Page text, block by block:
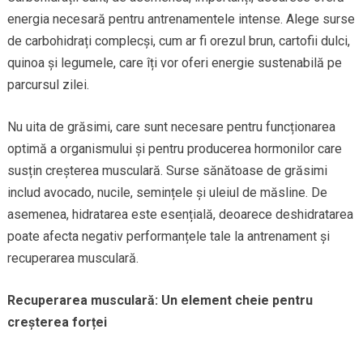
energia necesară pentru antrenamentele intense. Alege surse
de carbohidrați complecși, cum ar fi orezul brun, cartofii dulci,
quinoa și legumele, care îți vor oferi energie sustenabilă pe
parcursul zilei.
Nu uita de grăsimi, care sunt necesare pentru funcționarea
optimă a organismului și pentru producerea hormonilor care
susțin creșterea musculară. Surse sănătoase de grăsimi
includ avocado, nucile, semințele și uleiul de măsline. De
asemenea, hidratarea este esențială, deoarece deshidratarea
poate afecta negativ performanțele tale la antrenament și
recuperarea musculară.
Recuperarea musculară: Un element cheie pentru
creșterea forței